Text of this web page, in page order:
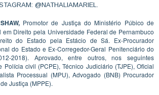
@NATHALIAMARIEL.
Promotor de Justiça do Ministério Púbico de
em Direito pela Universidade Federal de Pernambuco
do Estado pela Estácio de Sá. Ex-Procurador
do Estado e Ex-Corregedor-Geral Penitenciário do
2018). Aprovado, entre outros, nos seguintes
Polícia civil (PCPE), Técnico Judiciário (TJPE), Oficial
Processual (MPU), Advogado (BNB) Procurador
Justiça (MPPE).